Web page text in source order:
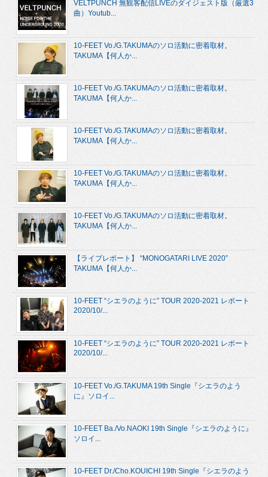
VELTPUNCH 無観客配信LIVEのダイジェスト版（厳選3
曲）Youtub...
10-FEET Vo./G.TAKUMAのソロ活動に密着取材。
TAKUMA【何人か...
10-FEET Vo./G.TAKUMAのソロ活動に密着取材。
TAKUMA【何人か...
10-FEET Vo./G.TAKUMAのソロ活動に密着取材。
TAKUMA【何人か...
10-FEET Vo./G.TAKUMAのソロ活動に密着取材。
TAKUMA【何人か...
10-FEET Vo./G.TAKUMAのソロ活動に密着取材。
TAKUMA【何人か...
【ライブレポート】 “MONOGATARI LIVE 2020”
TAKUMA【何人か...
10-FEET “シエラのように” TOUR 2020-2021 レポート
2020/10/...
10-FEET “シエラのように” TOUR 2020-2021 レポート
2020/10/...
10-FEET Vo./G.TAKUMA 19th Single『シエラのよう
に』ソロイ...
10-FEET Ba./Vo.NAOKI 19th Single『シエラのように』
ソロイ...
10-FEET Dr./Cho.KOUICHI 19th Single『シエラのよう